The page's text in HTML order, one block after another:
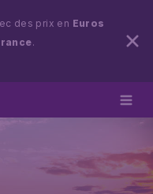
des prix en Euros
.